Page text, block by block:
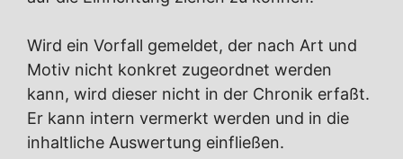
Wird ein Vorfall gemeldet, der nach Art und
Motiv nicht konkret zugeordnet werden
kann, wird dieser nicht in der Chronik erfaßt.
Er kann intern vermerkt werden und in die
inhaltliche Auswertung einfließen.